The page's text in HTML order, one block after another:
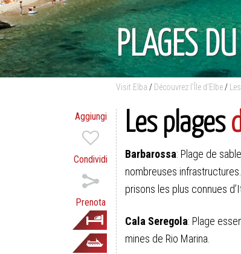
PLAGES
Visit Elba / Découvrez l’Île d’Elbe/
Aggiungi
Condividi
Prenota
Les plages
Barbarossa: Plage de
nombreuses
prisons les plus connues
Cala Seregola: Plage
mines de Rio Marina.